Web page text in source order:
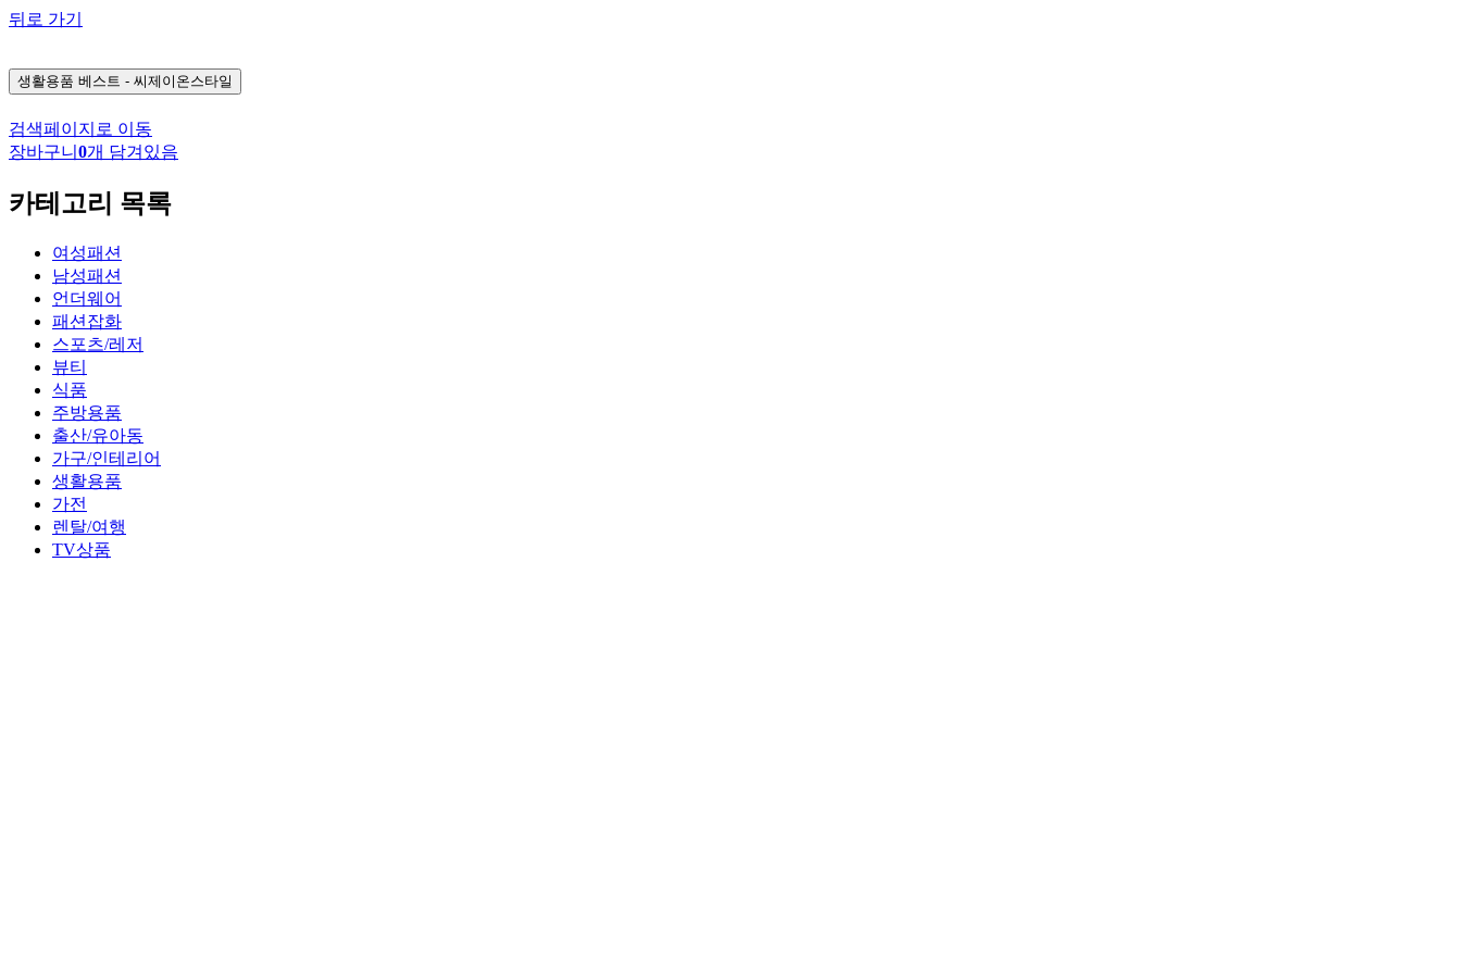
뒤로 가기
생활용품 베스트 - 씨제이온스타일
검색페이지로 이동
장바구니 0개 담겨있음
카테고리 목록
여성패션
남성패션
언더웨어
패션잡화
스포츠/레저
뷰티
식품
주방용품
출산/유아동
가구/인테리어
생활용품
가전
렌탈/여행
TV상품